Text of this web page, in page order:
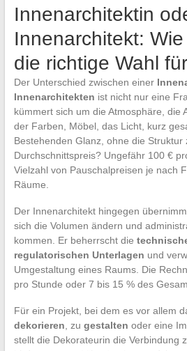
Innenarchitektin
Innenarchitekt:
die richtige Wahl
Der Unterschied zwischen einer
Innenarchitekten ist nicht nur eine
kümmert sich um die Atmosphäre, die
der Farben, Möbel, das Licht, kurz
Bestehenden Glanz, ohne die Struktur
Durchschnittspreis? Ungefähr 100 €
Vielzahl von Pauschalpreisen je nach
Räume.
Der Innenarchitekt hingegen
sich die Volumen ändern und
kommen. Er beherrscht die
regulatorischen Unterlagen und
Umgestaltung eines Raums. Die
pro Stunde oder 7 bis 15 % des
Für ein Projekt, bei dem es vor allem
dekorieren , zu gestalten oder eine
stellt die Dekorateurin die Verbindung